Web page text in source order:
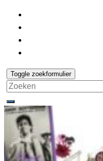
Toggle zoekformulier
Search
for: